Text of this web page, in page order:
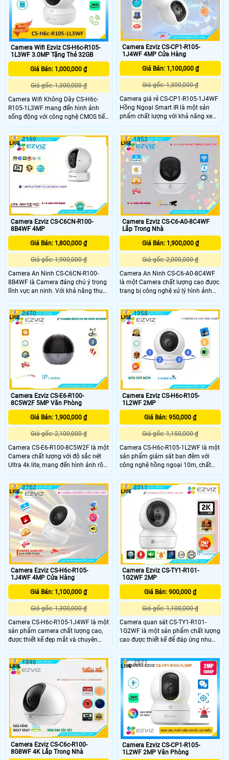
kép (2
Camera Wifi Ezviz CS-H6c-R105-
1L3WF 3.0MP Tặng Thẻ 32GB
Giá Bán: 1,000,000 ₫
Giá gốc: 1,300,000 ₫
Camera Wifi Không Dây CS-H6c-
R105-1L3WF mang đến hình ảnh
sống động với công nghệ CMOS tiết
kiệm năng lượng có phát hiện
chuyển động thông minh, hình dáng
người, xem ban đêm 10m Hồng
Ngoại lưu độc lập trên thẻ nhớ. Chip
hình ảnh 3.0 MP, tiết kiệm chi phí với
chất lượng cao, tải nhanh H.265/H
Camera Ezviz CS-CP1-R105-
1J4WF 4MP Cửa Hàng
Giá Bán: 1,100,000 ₫
Giá gốc: 1,300,000 ₫
Camera giá rẻ CS-CP1-R105-1J4WF
Hồng Ngoại Smart IR là một sản
phẩm chất lượng với khả năng xem
ban đêm tốt nhờ công nghệ hồng
ngoại và khoảng cách lên đến 10m.
Với khả năng lắp đặt camera ở
những vị trí không gian rộng nhờ
khả năng xoay 360 độ. Công nghệ
hình ảnh IP Wifi giúp xử lý hình ảnh
sáng đẹp
Camera Ezviz CS-C6CN-R100-
8B4WF 4MP
Giá Bán: 1,800,000 ₫
Giá gốc: 1,900,000 ₫
Camera An Ninh CS-C6CN-R100-
8B4WF là Camera đáng chú ý trong
lĩnh vực an ninh. Với khả năng thu
âm và trang bị loa, camera này cho
chất lượng âm thanh và hình ảnh
xuất sắc. Hơn nữa, điểm mạnh của
nó là sử dụng công nghệ Hồng
Ngoại Smart IR, giúp quan sát trong
nhà trong điều kiện ánh sáng yếu
2199
Camera Ezviz CS-C6-A0-8C4WF
Lắp Trong Nhà
Giá Bán: 1,900,000 ₫
Giá gốc: 2,000,000 ₫
Camera An Ninh CS-C6-A0-8C4WF
là một Camera chất lượng cao được
trang bị công nghệ xử lý hình ảnh
Progressive Scan CMOS, đảm bảo
hình ảnh sắc nét và rõ ràng. Đặc
biệt, chất lượng hình ảnh ban đêm
cũng được nâng cao nhờ công nghệ
hồng ngoại 10m. Công nghệ nén H
1853
Camera Ezviz CS-E6-R100-
8C5W2F 5MP Văn Phòng
Giá Bán: 1,900,000 ₫
Giá gốc: 2,100,000 ₫
Camera CS-E6-R100-8C5W2F là một
Camera chất lượng với độ sắc nét
Ultra 4k lite, mang đến hình ảnh rõ
ràng và chi tiết. Đặc biệt, nó được
trang bị Hồng Ngoại Smart IR, cho
phép xem ban đêm thông minh mà
không bị chói sáng. Thiết bị này còn
phù hợp sử dụng ngoài trời nhờ tích
hợp công nghệ IP Wifi
2470
Camera Ezviz CS-H6c-R105-
1L2WF 2MP
Giá Bán: 950,000 ₫
Giá gốc: 1,150,000 ₫
Camera CS-H6c-R105-1L2WF là một
sản phẩm giám sát ban đêm với
công nghệ hồng ngoại 10m, chất
lượng hình ảnh sắc nét 2.0 MP. Sản
phẩm được trang bị công nghệ IP
Wifi, cho phép cài đặt và giám sát từ
thích hợp lắp đặt ở những vị trí
không gian rộng và có khả năng
xoay 360 độ
1958
Camera Ezviz CS-H6c-R105-
1J4WF 4MP Cửa Hàng
Giá Bán: 1,100,000 ₫
Giá gốc: 1,300,000 ₫
Camera CS-H6c-R105-1J4WF là một
sản phẩm camera chất lượng cao,
được thiết kế đẹp mắt và chuyên
nghiệp. Với độ phân giải cao lên đến
4.0MP và công nghệ hình ảnh tiên
tiến, nó cho phép ghi lại hình ảnh rõ
nét và chi tiết trong mọi điều kiện
2752
Camera Ezviz CS-TY1-R101-
1G2WF 2MP
Giá Bán: 900,000 ₫
Giá gốc: 1,100,000 ₫
Camera quan sát CS-TY1-R101-
1G2WF là một sản phẩm chất lượng
cao được thiết kế để đáp ứng nhu
cầu giám sát an ninh cho gia đình
hoặc doanh nghiệp. Với độ phân
giải cao và công nghệ hình ảnh tiên
tiến, camera này cung cấp hình ảnh
sắc nét, rõ ràng ngay cả trong điều
kiện ánh sáng yếu
2011
Camera Ezviz CS-C6c-R100-
8G8WF 4K Lắp Trong Nhà
1846
Camera Ezviz CS-CP1-R105-
1L2WF 2MP Văn Phòng
2521